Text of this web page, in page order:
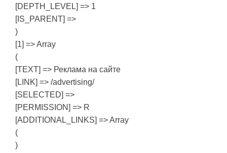
[DEPTH_LEVEL] => 1
[IS_PARENT] =>
)
[1] => Array
(
[TEXT] => Реклама на сайте
[LINK] => /advertising/
[SELECTED] =>
[PERMISSION] => R
[ADDITIONAL_LINKS] => Array
(
)